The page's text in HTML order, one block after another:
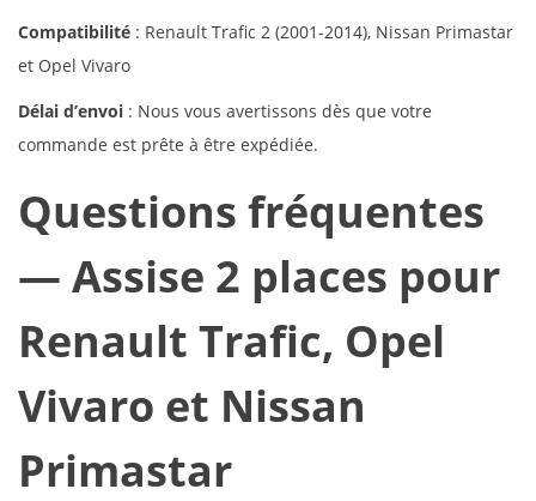
Compatibilité : Renault Trafic 2 (2001-2014), Nissan Primastar
et Opel Vivaro
Délai d’envoi : Nous vous avertissons dès que votre
commande est prête à être expédiée.
Questions fréquentes
— Assise 2 places pour
Renault Trafic, Opel
Vivaro et Nissan
Primastar